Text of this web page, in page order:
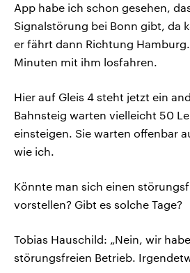
App habe ich schon gesehen,
Signalstörung bei Bonn gibt, da
er fährt dann Richtung
Minuten mit ihm losfahren.
Hier auf Gleis 4 steht jetzt ein
Bahnsteig warten vielleicht 50
einsteigen. Sie warten offenbar
wie ich.
Könnte man sich einen
vorstellen? Gibt es solche Tage?
Tobias Hauschild: „Nein, wir
störungsfreien Betrieb.